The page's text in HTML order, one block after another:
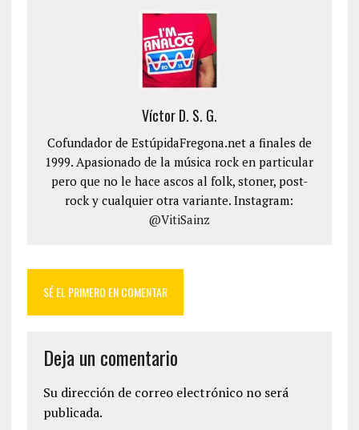
Víctor D. S. G.
Cofundador de EstúpidaFregona.net a finales de
1999. Apasionado de la música rock en particular
pero que no le hace ascos al folk, stoner, post-
rock y cualquier otra variante. Instagram:
@VitiSainz
SÉ EL PRIMERO EN COMENTAR
Deja un comentario
Su dirección de correo electrónico no será
publicada.